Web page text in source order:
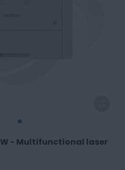
- Multifunctional laser